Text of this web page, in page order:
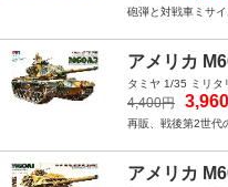
砲弾と対戦車ミサ
アメリカ
タミヤ 1/35 ミリタ
4,400円
再販、戦後第2世代
アメリカ